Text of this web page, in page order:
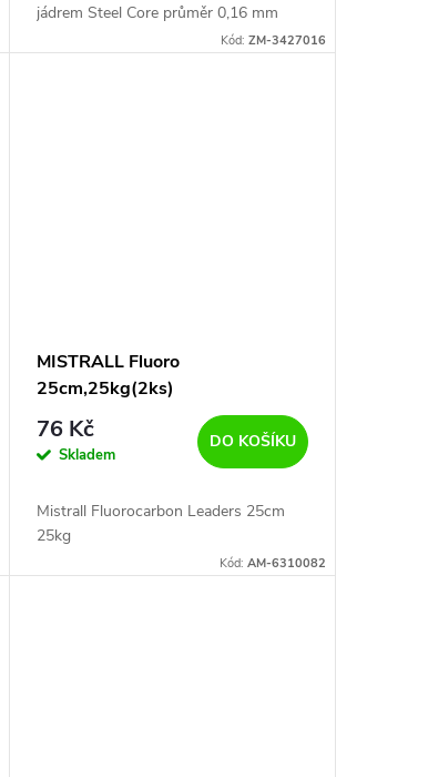
jádrem Steel Core průměr 0,16 mm
Kód: ZM-3427016
MISTRALL Fluoro
25cm,25kg(2ks)
76 Kč
Skladem
DO KOŠÍKU
Mistrall Fluorocarbon Leaders 25cm
25kg
Kód: AM-6310082